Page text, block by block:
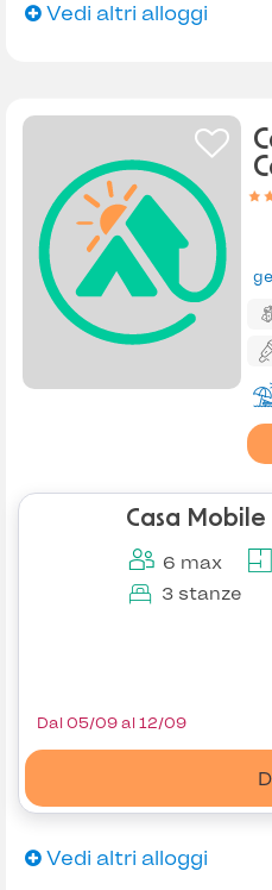
Vedi altri alloggi
Casa Mobile
6 max
3 stanze
Dal 05/09 al 12/09
Vedi altri alloggi